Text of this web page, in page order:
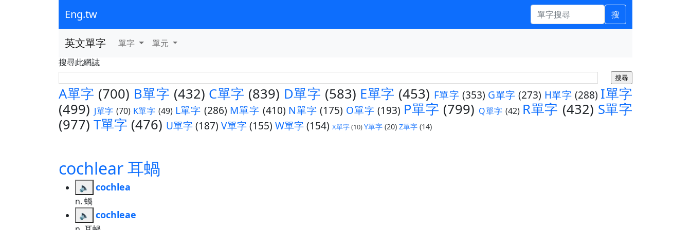
Eng.tw 搜
英文單字 單字
單元
搜尋此網誌
A單字 (700) B單字 (432) C單字 (839) D單字 (583) E單字 (453) F單字 (353) G單字 (273) H單字 (288) I單字
(499) J單字 (70) K單字 (49) L單字 (286) M單字 (410) N單字 (175) O單字 (193) P單字 (799) Q單字 (42) R單字 (432) S單字
(977) T單字 (476) U單字(187) V單字(155) W單字(154) X單字(10)Y單字 (20) Z單字 (14)
cochlear 耳蝸
🔈 cochlea
n. 蝸
🔈
cochleae